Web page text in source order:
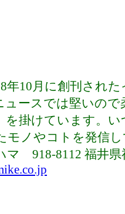
年10月に創刊され
ュースでは堅いの
を掛けています。
モノやコトを発信
マ 918-8112 福井